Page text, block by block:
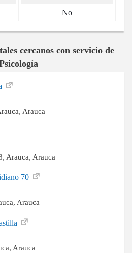
No
cercanos con servicio de
Arauca
Arauca, Arauca
70
Arauca
Arauca